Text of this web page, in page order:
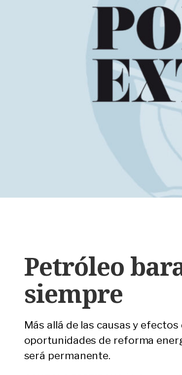
Petróleo
siempre
Más allá de las causas y
oportunidades de reforma
será permanente.